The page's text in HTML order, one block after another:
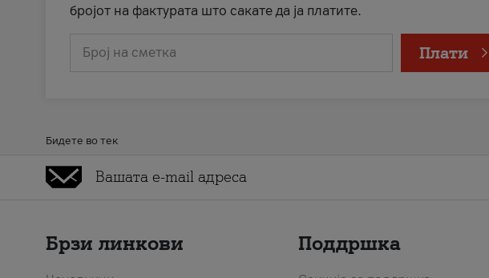
бројот на фактурата што сакате да ја платите.
Број на сметка Плати
Бидете во тек
Брзи линкови Поддршка